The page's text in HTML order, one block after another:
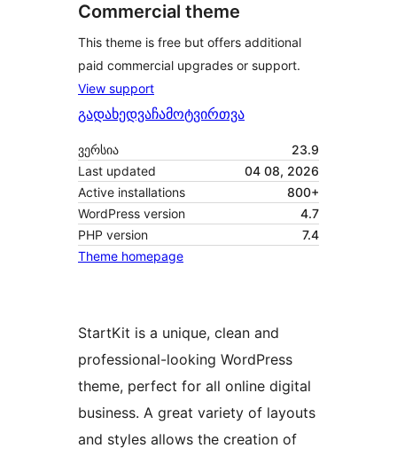
Commercial theme
This theme is free but offers additional
paid commercial upgrades or support.
View support
გადახედვაჩამოტვირთვა
ვერსია
23.9
Last updated
04 08, 2026
Active installations
800+
WordPress version
4.7
PHP version
7.4
Theme homepage
StartKit is a unique, clean and
professional-looking WordPress
theme, perfect for all online digital
business. A great variety of layouts
and styles allows the creation of